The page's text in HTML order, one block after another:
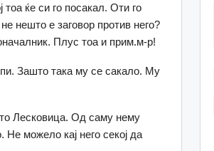
ќе си го посакал. Оти го
нешто е заговор против него?
Плус тоа и прим.м-р!
Зашто така му се сакало. Му
Лесковица. Од саму нему
можело кај него секој да